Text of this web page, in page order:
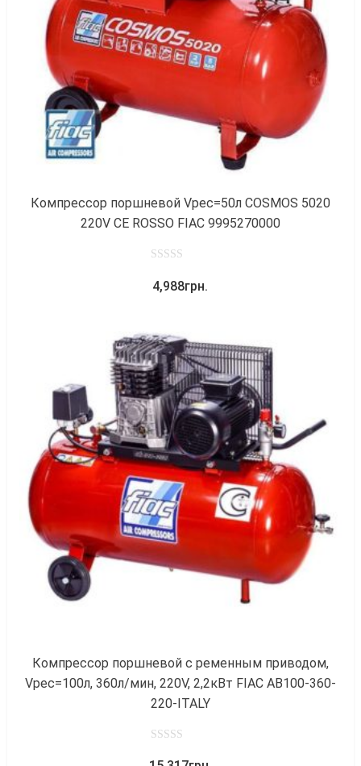
Компрессор поршневой Vрес=50л COSMOS 5020
220V CE ROSSO FIAC 9995270000
out
4,988грн.
Компрессор поршневой с ременным приводом,
Vрес=100л, 360л/мин, 220V, 2,2кВт FIAC AB100-360-
220-ITALY